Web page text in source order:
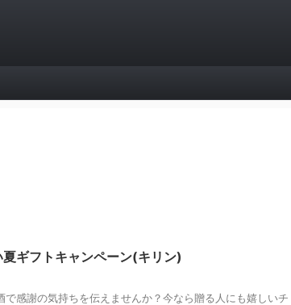
ギフトキャンペーン(キリン)
で感謝の気持ちを伝えませんか？今なら贈る人にも嬉しいチ